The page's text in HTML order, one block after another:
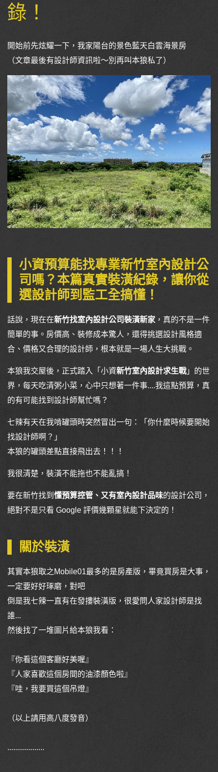
錄！
開始前先炫耀一下，我家陽台的景色藍天白雲海景房
（文章最後有設計師資訊啦～別再叫本狼私了）
小資預算能找專業新竹室內設計公
司嗎？本篇真實裝潢紀錄，讓你從
選設計師到監工全搞懂！
話說，現在在新竹找室內設計公司裝潢新家 ，真的不是一件
簡單的事。房價高、裝修成本驚人，還得挑選設計風格適
合、價格又合理的設計師，根本就是一場人生大挑戰。
本狼我交屋後，正式踏入「小資新竹室內設計求生戰」的世
界，每天吃清粥小菜，心中只想著一件事....我這點預算，真
的有可能找到設計師幫忙嗎？
七辣有天在我啃罐頭時突然冒出一句：「你什麼時候要開始
找設計師啊？」
本狼的罐頭差點直接飛出去！！
！
我很清楚，裝潢不能拖也不能亂搞 ！
要在新竹找到 懂預算控管、又有室內設計品味的設計公司，
絕對不是只看 Google 評價幾顆星就能下決定的 ！
關於裝潢
其實本狼取之Mobile01最多的是房產版，畢竟買房是大事，
一定要好好琢磨，對吧
倒是我七辣一直有在發摟裝潢版，很愛問人家設計師是找
誰...
然後找了一堆圖片給本狼我看：
『你看這個客廳好美喔』
『人家喜歡這個房間的油漆顏色啦』
『哇，我要買這個吊燈』
（以上請用高八度發音）
...................